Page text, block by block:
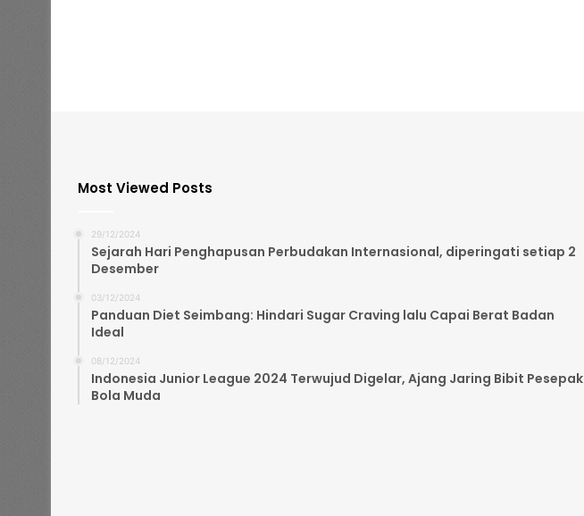
Most Viewed Posts
29/12/2024
Sejarah Hari Penghapusan Perbudakan Internasional, diperingati setiap 2
Desember
03/12/2024
Panduan Diet Seimbang: Hindari Sugar Craving lalu Capai Berat Badan
Ideal
08/12/2024
Indonesia Junior League 2024 Terwujud Digelar, Ajang Jaring Bibit Pesepak
Bola Muda